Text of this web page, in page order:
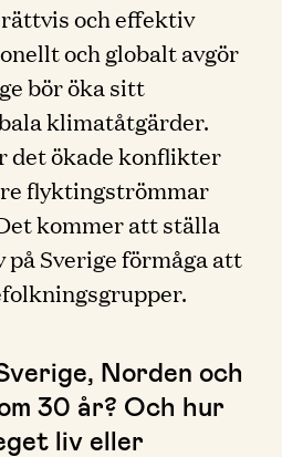
och effektiv
och globalt avgör
bör öka sitt
klimatåtgärder.
det ökade konflikter
flyktingströmmar
kommer att ställa
Sverige förmåga att
Norden och
30 år? Och hur
liv eller